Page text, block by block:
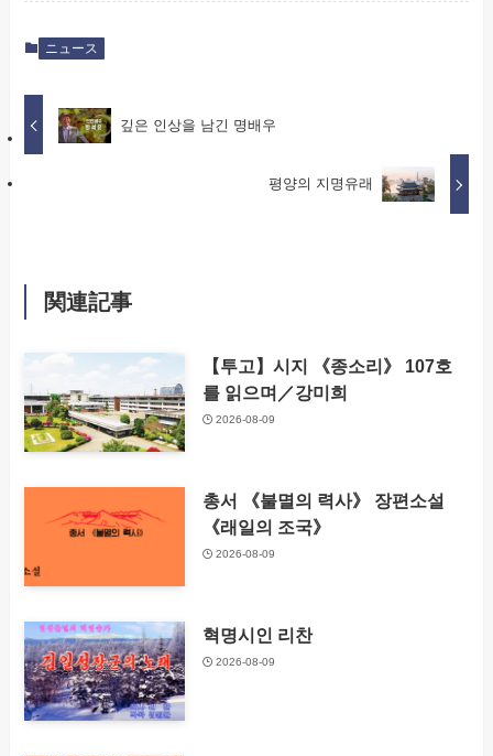
ニュース
깊은 인상을 남긴 명배우
평양의 지명유래​
関連記事
【투고】시지 《종소리》 107호
를 읽으며／강미희
2026-08-09
총서 《불멸의 력사》 장편소설
《래일의 조국》
2026-08-09
혁명시인 리찬
2026-08-09